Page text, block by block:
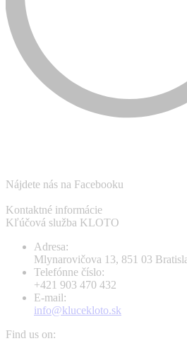
Nájdete nás na Facebooku
Kontaktné informácie
Kľúčová služba KLOTO
Adresa:
Mlynarovičova 13, 851 03
Telefónne číslo:
+421 903 470 432
E-mail:
info@klucekloto.sk
Find us on: